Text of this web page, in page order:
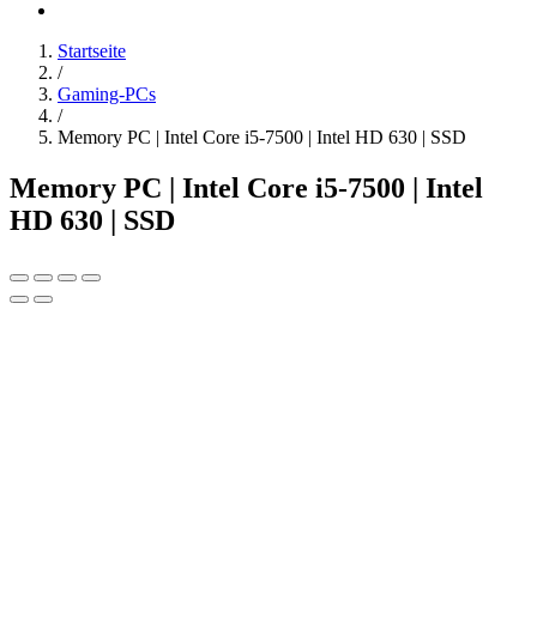
Startseite
/
Gaming-PCs
/
Memory PC | Intel Core i5-7500 | Intel HD 630 | SSD
Memory PC | Intel Core i5-7500 | Intel
HD 630 | SSD